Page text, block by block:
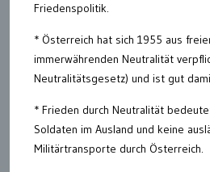
Friedenspolitik.
* Österreich hat sich 1955 aus
immerwährenden Neutralität
Neutralitätsgesetz) und ist gut
* Frieden durch Neutralität
Soldaten im Ausland und keine
Militärtransporte durch Österreich.